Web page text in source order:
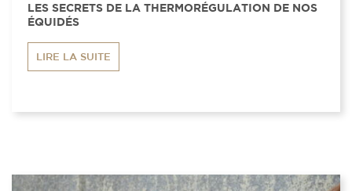
LES SECRETS DE LA THERMORÉGULATION DE NOS
ÉQUIDÉS
LIRE LA SUITE